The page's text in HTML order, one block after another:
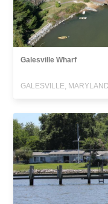
Galesville Wharf
GALESVILLE, MARYLAND